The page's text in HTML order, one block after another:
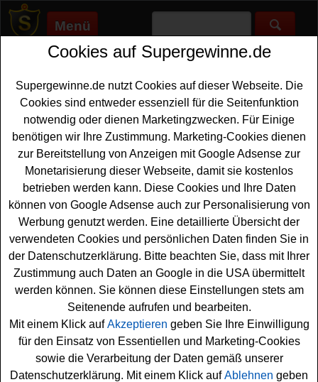
Menü
Supergewinne.de>Gewinnspiele>Technik Gewinnspiele>
Anzeige:
MediMax Gewinnspiel -
Kühlschrank gewinnen
Wer gern einen tollen Kühlschrank gewinnen möchte,
sollte bei diesem kostenlosen MediMax Gewinnspiel
mitmachen. MediMax und Liebherr verlosen einen
exklusiven Liebherr Kühlschrank im WM Design - und mit
etwas Glück können Sie diesen Kühlschrank gewinnen.
Falls Sie an dem MediMax Gewinnspiel kostenlos
teilnehmen möchten, müssen Sie die Anweisungen
befolgen und sich einen offiziellen Teilnahmecoupon bei
einem teilnehmenden Liebherr Fachhändler holen. Damit
können Sie sich schon Ihre Gewinnchance sichern. Viel
Glück!
Cookies auf Supergewinne.de
Supergewinne.de nutzt Cookies auf dieser Webseite. Die
Cookies sind entweder essenziell für die Seitenfunktion
notwendig oder dienen Marketingzwecken. Für Einige
benötigen wir Ihre Zustimmung. Marketing-Cookies dienen
zur Bereitstellung von Anzeigen mit Google Adsense zur
Monetarisierung dieser Webseite, damit sie kostenlos
betrieben werden kann. Diese Cookies und Ihre Daten
können von Google Adsense auch zur Personalisierung von
Werbung genutzt werden. Eine detaillierte Übersicht der
verwendeten Cookies und persönlichen Daten finden Sie in
der Datenschutzerklärung. Bitte beachten Sie, dass mit Ihrer
Zustimmung auch Daten an Google in die USA übermittelt
werden können. Sie können diese Einstellungen stets am
Seitenende aufrufen und bearbeiten.
Mit einem Klick aufAkzeptieren geben Sie Ihre Einwilligung
für den Einsatz von Essentiellen und Marketing-Cookies
sowie die Verarbeitung der Daten gemäß unserer
Datenschutzerklärung. Mit einem Klick aufAblehnen geben